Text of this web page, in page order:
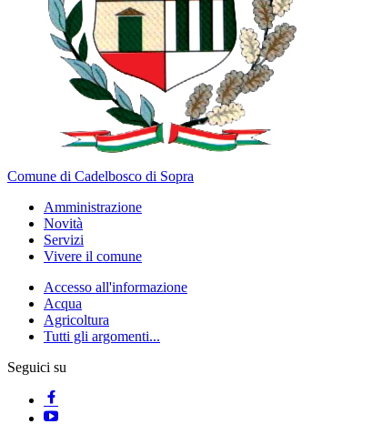
Comune di Cadelbosco di Sopra
Amministrazione
Novità
Servizi
Vivere il comune
Accesso all'informazione
Acqua
Agricoltura
Tutti gli argomenti...
Seguici su